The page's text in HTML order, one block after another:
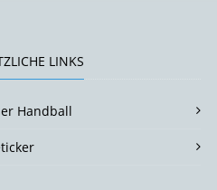
LINKS
Handball